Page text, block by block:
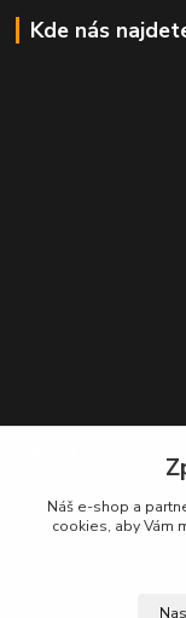
Kde nás
BikeForce.cz
Náš e-shop a
cookies, aby Vám